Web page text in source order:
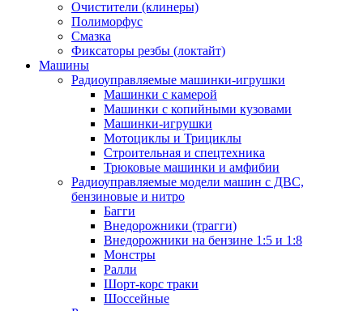
Очистители (клинеры)
Полиморфус
Смазка
Фиксаторы резбы (локтайт)
Машины
Радиоуправляемые машинки-игрушки
Машинки с камерой
Машинки с копийными кузовами
Машинки-игрушки
Мотоциклы и Трициклы
Строительная и спецтехника
Трюковые машинки и амфибии
Радиоуправляемые модели машин с ДВС,
бензиновые и нитро
Багги
Внедорожники (трагги)
Внедорожники на бензине 1:5 и 1:8
Монстры
Ралли
Шорт-корс траки
Шоссейные